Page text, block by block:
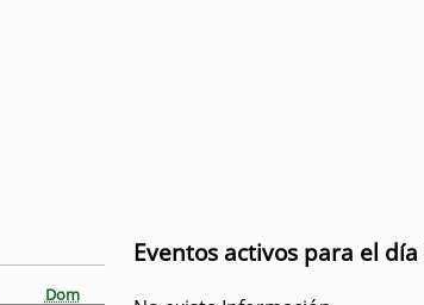
Dom
Eventos activos para el